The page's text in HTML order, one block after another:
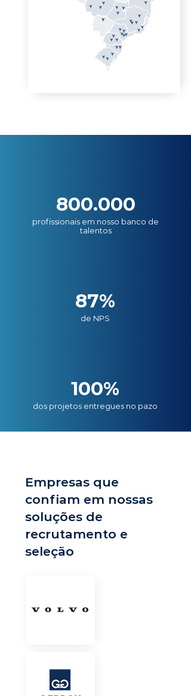
800.000
profissionais em nosso banco de
talentos
87%
de NPS
100%
dos projetos entregues no pazo
Empresas que
confiam em nossas
soluções de
recrutamento e
seleção